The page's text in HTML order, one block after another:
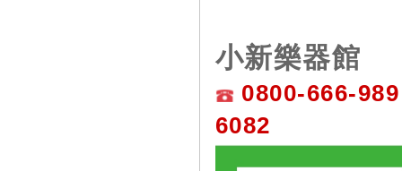
小新樂器館
0800-666-989
6082